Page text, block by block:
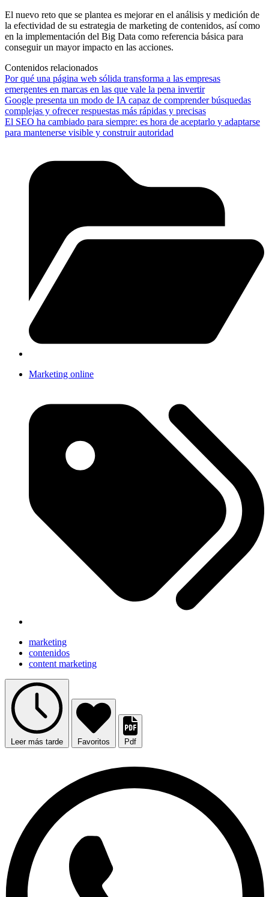
El nuevo reto que se plantea es mejorar en el análisis y medición de
la efectividad de su estrategia de marketing de contenidos, así como
en la implementación del Big Data como referencia básica para
conseguir un mayor impacto en las acciones.
Contenidos relacionados
Por qué una página web sólida transforma a las empresas
emergentes en marcas en las que vale la pena invertir
Google presenta un modo de IA capaz de comprender búsquedas
complejas y ofrecer respuestas más rápidas y precisas
El SEO ha cambiado para siempre: es hora de aceptarlo y adaptarse
para mantenerse visible y construir autoridad
Marketing online
marketing
contenidos
content marketing
Leer más tarde Favoritos Pdf